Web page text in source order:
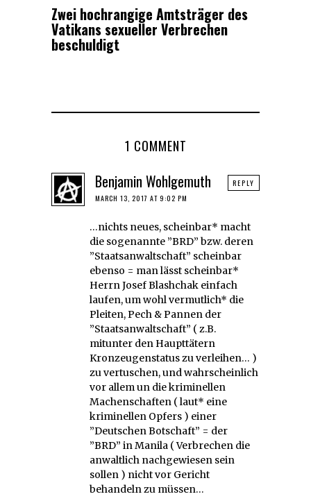
Zwei hochrangige Amtsträger des
Vatikans sexueller Verbrechen
beschuldigt
1 COMMENT
Benjamin Wohlgemuth
MARCH 13, 2017 AT 9:02 PM
…nichts neues, scheinbar* macht
die sogenannte ”BRD” bzw. deren
”Staatsanwaltschaft” scheinbar
ebenso = man lässt scheinbar*
Herrn Josef Blashchak einfach
laufen, um wohl vermutlich* die
Pleiten, Pech & Pannen der
”Staatsanwaltschaft” ( z.B.
mitunter den Haupttätern
Kronzeugenstatus zu verleihen… )
zu vertuschen, und wahrscheinlich
vor allem un die kriminellen
Machenschaften ( laut* eine
kriminellen Opfers ) einer
”Deutschen Botschaft” = der
”BRD” in Manila ( Verbrechen die
anwaltlich nachgewiesen sein
sollen ) nicht vor Gericht
behandeln zu müssen…
REPLY